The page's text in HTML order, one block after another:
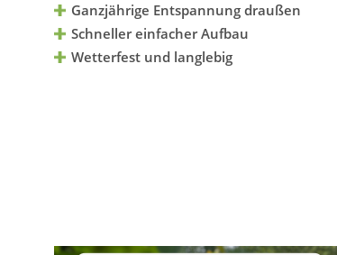
Ganzjährige Entspannung draußen
Schneller einfacher Aufbau
Wetterfest und langlebig